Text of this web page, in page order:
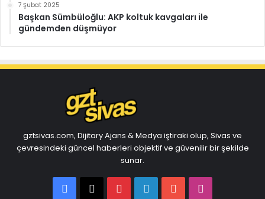
7 Şubat 2025
Başkan Sümbüloğlu: AKP koltuk kavgaları ile
gündemden düşmüyor
gztsivas.com, Dijitary Ajans & Medya iştiraki olup, Sivas ve
çevresindeki güncel haberleri objektif ve güvenilir bir şekilde
sunar.
Facebook
X PinterestLinkedInYouTube